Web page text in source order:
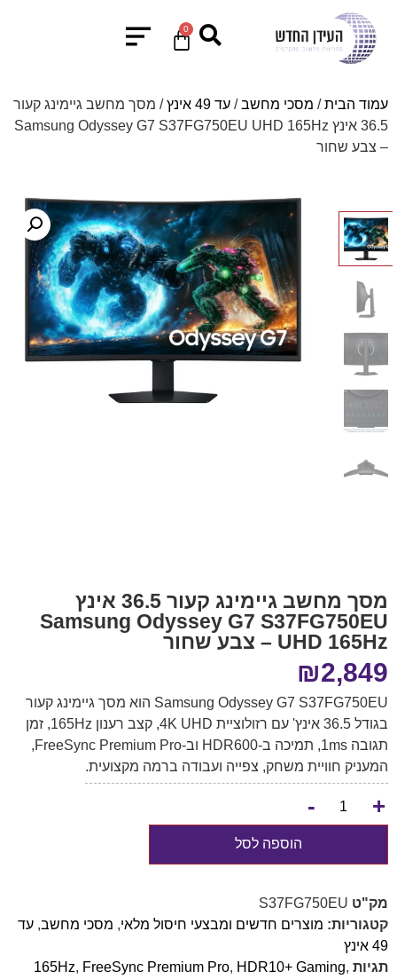
0
עמוד הבית/ מסכי מחשב/ עד 49 אינץ
/ מסך מחשב גיימינג קעור
36.5 אינץ Samsung Odyssey G7 S37FG750EU UHD 165Hz
– צבע שחור
מסך מחשב גיימינג קעור 36.5 אינץ
Samsung Odyssey G7 S37FG750EU
UHD 165Hz – צבע שחור
₪2,849
Samsung Odyssey G7 S37FG750EU הוא מסך גיימינג קעור
בגודל 36.5 אינץ' עם רזולוציית 4K UHD, קצב רענון 165Hz, זמן
תגובה 1ms, תמיכה ב-HDR600 וב-FreeSync Premium Pro,
המעניק חוויית משחק, צפייה ועבודה ברמה מקצועית.
+
-
הוספה לסל
מק"ט S37FG750EU
קטגוריות: מוצרים חדשים ומבצעי חיסול מלאי, מסכי מחשב, עד
49 אינץ
תגיות
165Hz, FreeSync Premium Pro, HDR10+ Gaming,